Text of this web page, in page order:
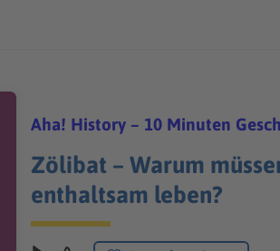
Aha! History – 10 Minuten
Zölibat – Warum
enthaltsam leben?